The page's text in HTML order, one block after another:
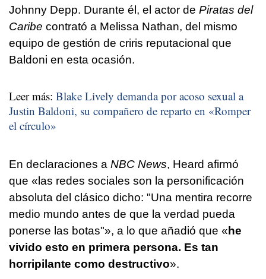
Johnny Depp. Durante él, el actor de Piratas del
Caribe contrató a Melissa Nathan, del mismo
equipo de gestión de criris reputacional que
Baldoni en esta ocasión.
Leer más: Blake Lively demanda por acoso sexual a
Justin Baldoni, su compañero de reparto en «Romper
el círculo»
En declaraciones a NBC News, Heard afirmó
que «las redes sociales son la personificación
absoluta del clásico dicho: "Una mentira recorre
medio mundo antes de que la verdad pueda
ponerse las botas"», a lo que añadió que «he
vivido esto en primera persona. Es tan
horripilante como destructivo».